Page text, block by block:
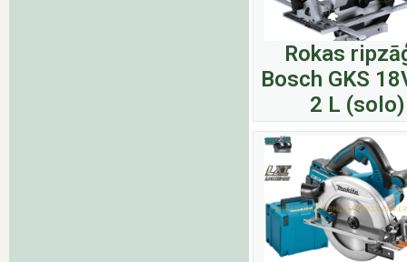
Rokas
Bosch GKS
2 L (solo)